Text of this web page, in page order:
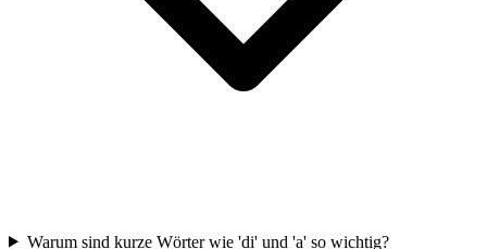
Warum sind kurze Wörter wie 'di' und 'a' so wichtig?